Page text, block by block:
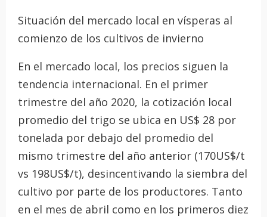
Situación del mercado local en vísperas al
comienzo de los cultivos de invierno
En el mercado local, los precios siguen la
tendencia internacional. En el primer
trimestre del año 2020, la cotización local
promedio del trigo se ubica en US$ 28 por
tonelada por debajo del promedio del
mismo trimestre del año anterior (170US$/t
vs 198US$/t), desincentivando la siembra del
cultivo por parte de los productores. Tanto
en el mes de abril como en los primeros diez